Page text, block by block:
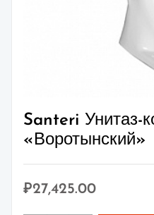
Santeri Унитаз-
«Воротынский»
₽27,425.00